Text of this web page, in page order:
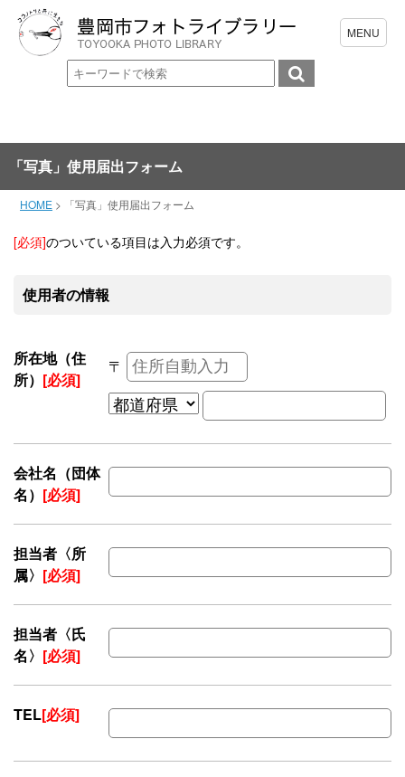
「写真」使用届出フォーム
HOME > 「写真」使用届出フォーム
[必須]のついている項目は入力必須です。
使用者の情報
所在地（住
所） [必須]
〒
会社名（団体
名） [必須]
担当者〈所
属〉 [必須]
担当者〈氏
名〉 [必須]
TEL[必須]